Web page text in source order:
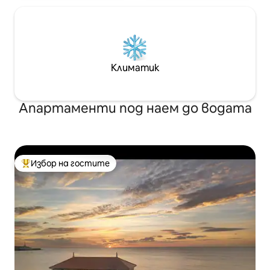
Климатик
Апартаменти под наем до водата
Най-популярен избор на гостите
Избор на гостите